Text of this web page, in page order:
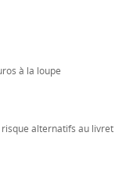
à la loupe
risque alternatifs au livret